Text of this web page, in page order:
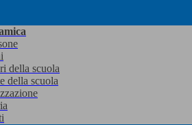
della scuola
della scuola